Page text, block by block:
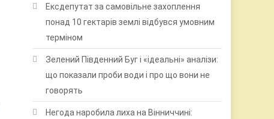
Ексдепутат за самовільне захоплення
понад 10 гектарів землі відбувся умовним
терміном
Зелений Південний Буг і «ідеальні» аналізи:
що показали проби води і про що вони не
говорять
Негода наробила лиха на Вінниччині: